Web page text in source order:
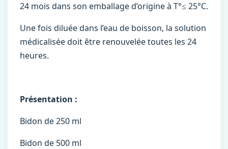
24 mois dans son emballage d’origine à T°≤ 25°C.
Une fois diluée dans l’eau de boisson, la solution
médicalisée doit être renouvelée toutes les 24
heures.
Présentation :
Bidon de 250 ml
Bidon de 500 ml